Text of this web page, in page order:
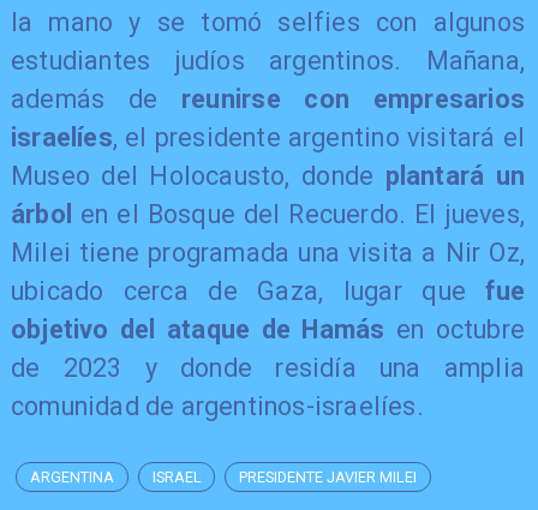
la mano y se tomó selfies con algunos
estudiantes judíos argentinos. Mañana,
además de reunirse con empresarios
israelíes, el presidente argentino visitará el
Museo del Holocausto, donde plantará un
árbol en el Bosque del Recuerdo. El jueves,
Milei tiene programada una visita a Nir Oz,
ubicado cerca de Gaza, lugar quefue
objetivo del ataque de Hamás en octubre
de 2023 y donde residía una amplia
comunidad de argentinos-israelíes.
ARGENTINA ISRAEL PRESIDENTE JAVIER MILEI